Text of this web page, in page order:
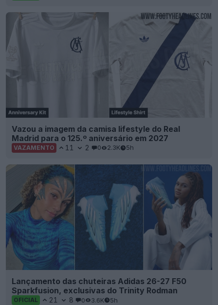
Vazou a imagem da camisa lifestyle do Real
Madrid para o 125.º aniversário em 2027
VAZAMENTO 11 2 0 2.3K 5h
Lançamento das chuteiras Adidas 26-27 F50
Sparkfusion, exclusivas do Trinity Rodman
OFICIAL 21 8 0 3.6K 5h